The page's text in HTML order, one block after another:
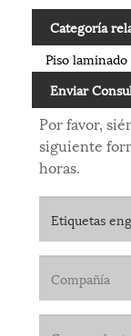
Categoría
Piso laminado
Enviar
Por favor,
siguiente
horas.